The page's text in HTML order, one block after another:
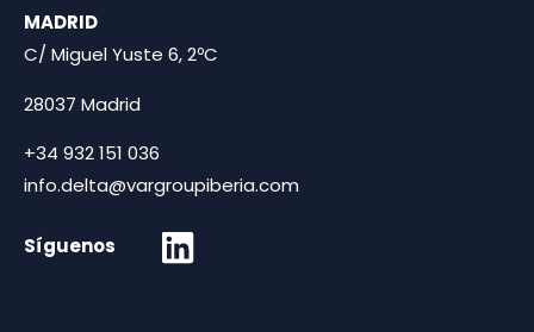
MADRID
C/ Miguel Yuste 6, 2ºC
28037 Madrid
+34 932 151 036
info.delta@vargroupiberia.com
Síguenos